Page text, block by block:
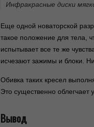
Инфракрасные диски
Еще одной новаторской
такое положение для тела,
испытывает все те же
исчезают зажимы и блоки.
Обивка таких кресел
Это существенно облегчает
Вывод